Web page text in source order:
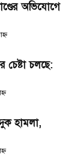
অভিযোগে
চলছে:
হামলা,